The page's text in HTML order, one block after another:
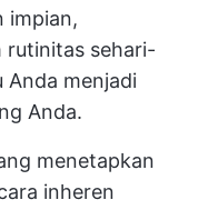
impian,
rutinitas sehari-
Anda menjadi
Anda.
menetapkan
inheren